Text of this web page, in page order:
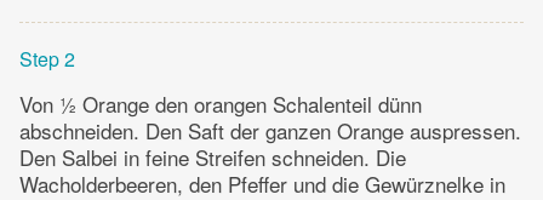
Step 2
Von ½ Orange den orangen Schalenteil dünn
abschneiden. Den Saft der ganzen Orange auspressen.
Den Salbei in feine Streifen schneiden. Die
Wacholderbeeren, den Pfeffer und die Gewürznelke in